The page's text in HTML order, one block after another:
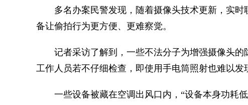
多名办案民警发现，随着摄像头技术更新，实时
备让偷拍行为更方便、更难察觉。
记者采访了解到，一些不法分子为增强摄像头的
工作人员若不仔细检查，即使用手电筒照射也难以发
一些设备被藏在空调出风口内，“设备本身功耗